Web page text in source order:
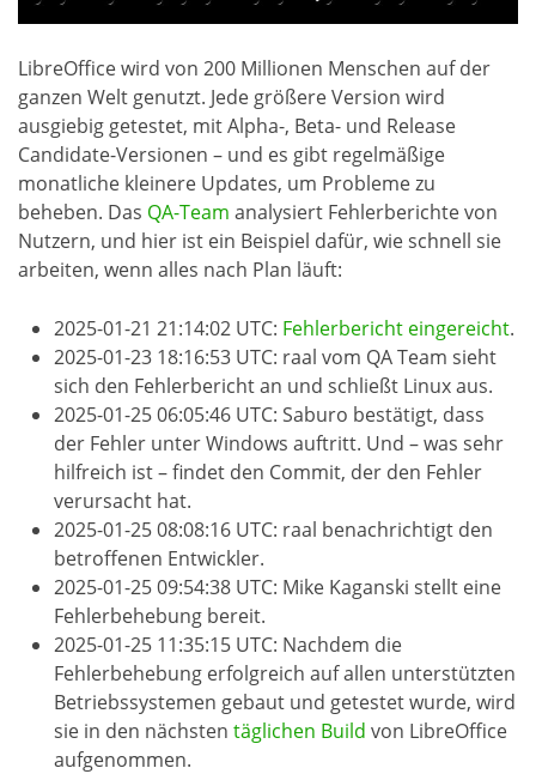
LibreOffice wird von 200 Millionen Menschen auf der
ganzen Welt genutzt. Jede größere Version wird
ausgiebig getestet, mit Alpha-, Beta- und Release
Candidate-Versionen – und es gibt regelmäßige
monatliche kleinere Updates, um Probleme zu
beheben. Das QA-Team analysiert Fehlerberichte von
Nutzern, und hier ist ein Beispiel dafür, wie schnell sie
arbeiten, wenn alles nach Plan läuft:
2025-01-21 21:14:02 UTC: Fehlerbericht eingereicht.
2025-01-23 18:16:53 UTC: raal vom QA Team sieht
sich den Fehlerbericht an und schließt Linux aus.
2025-01-25 06:05:46 UTC: Saburo bestätigt, dass
der Fehler unter Windows auftritt. Und – was sehr
hilfreich ist – findet den Commit, der den Fehler
verursacht hat.
2025-01-25 08:08:16 UTC: raal benachrichtigt den
betroffenen Entwickler.
2025-01-25 09:54:38 UTC: Mike Kaganski stellt eine
Fehlerbehebung bereit.
2025-01-25 11:35:15 UTC: Nachdem die
Fehlerbehebung erfolgreich auf allen unterstützten
Betriebssystemen gebaut und getestet wurde, wird
sie in den nächsten täglichen Build von LibreOffice
aufgenommen.